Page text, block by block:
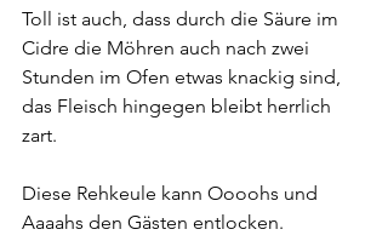
Toll ist auch, dass durch die Säure im
Cidre die Möhren auch nach zwei
Stunden im Ofen etwas knackig sind,
das Fleisch hingegen bleibt herrlich
zart.
Diese Rehkeule kann Oooohs und
Aaaahs den Gästen entlocken.